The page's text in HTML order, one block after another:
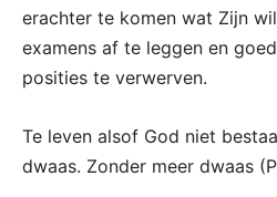
erachter te komen wat Zijn
examens af te leggen en
posities te verwerven.
Te leven alsof God niet
dwaas. Zonder meer dwaas